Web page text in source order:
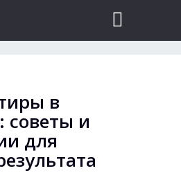
в
советы и
для